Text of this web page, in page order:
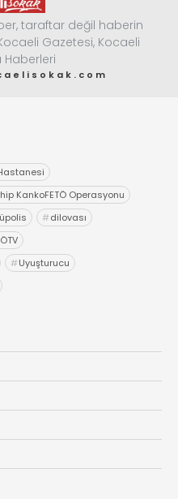
taraftar değil haberin
Gazetesi, Kocaeli
Haberleri
KankoFETÖ Operasyonu
#dilovası
ÖTV
#Uyuşturucu